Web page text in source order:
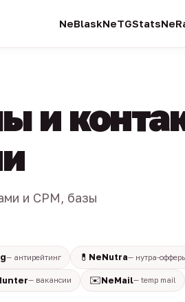
NeBlaskNeTGStats
и
и CPM, базы
— антирейтинг 💊 NeNutra— нутра-
— вакансии ✉️NeMail— temp mail